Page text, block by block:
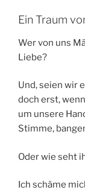
Ein Traum
Wer von uns
Liebe?
Und, seien wir
doch erst,
um unsere
Stimme,
Oder wie seht
Ich schäme